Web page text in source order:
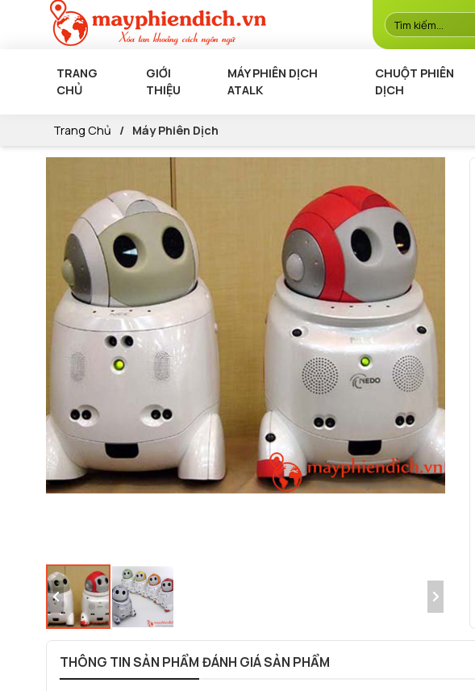
TRANG
CHỦ
GIỚI
THIỆU
MÁY PHIÊN DỊCH
ATALK
CHUỘT PHIÊN
DỊCH
Trang Chủ Máy Phiên Dịch
THÔNG TIN SẢN PHẨM ĐÁNH GIÁ SẢN PHẨM